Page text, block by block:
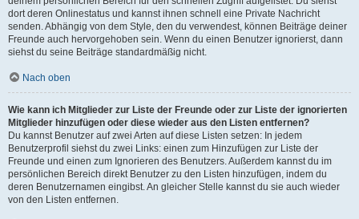
dort deren Onlinestatus und kannst ihnen schnell eine Private Nachricht
senden. Abhängig von dem Style, den du verwendest, können Beiträge deiner
Freunde auch hervorgehoben sein. Wenn du einen Benutzer ignorierst, dann
siehst du seine Beiträge standardmäßig nicht.
Nach oben
Wie kann ich Mitglieder zur Liste der Freunde oder zur Liste der ignorierten
Mitglieder hinzufügen oder diese wieder aus den Listen entfernen?
Du kannst Benutzer auf zwei Arten auf diese Listen setzen: In jedem
Benutzerprofil siehst du zwei Links: einen zum Hinzufügen zur Liste der
Freunde und einen zum Ignorieren des Benutzers. Außerdem kannst du im
persönlichen Bereich direkt Benutzer zu den Listen hinzufügen, indem du
deren Benutzernamen eingibst. An gleicher Stelle kannst du sie auch wieder
von den Listen entfernen.